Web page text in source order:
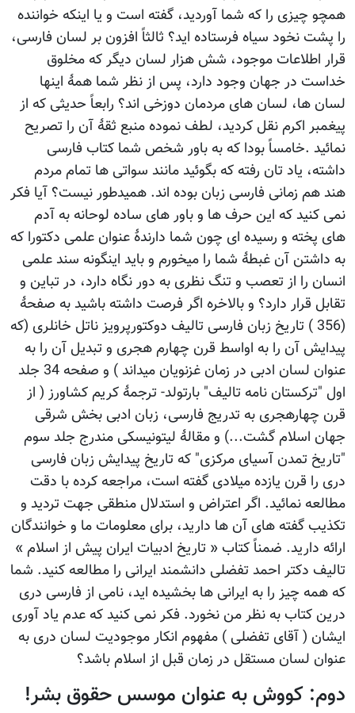
همچو چیزی را که شما آوردید، گفته است و یا اینکه خواننده
را پشت نخود سیاه فرستاده اید؟ ثالثاً افزون بر لسان فارسی،
قرار اطلاعات موجود، شش هزار لسان دیگر که مخلوق
خداست در جهان وجود دارد، پس از نظر شما همۀ اینها
لسان ها، لسان های مردمان دوزخی اند؟ رابعاً حدیثی که از
پیغمبر اکرم نقل کردید، لطف نموده منبع ثقۀ آن را تصریح
نمائید .خامساً بودا که به باور شخص شما کتاب فارسی
داشته، یاد تان رفته که بگوئید مانند سواتی ها تمام مردم
هند هم زمانی فارسی زبان بوده اند. همیدطور نیست؟ آیا فکر
نمی کنید که این حرف ها و باور های ساده لوحانه به آدم
های پخته و رسیده ای چون شما دارندۀ عنوان علمی دکتورا که
به داشتن آن غبطۀ شما را میخورم و باید اینگونه سند علمی
انسان را از تعصب و تنگ نظری به دور نگاه دارد، در تباین و
تقابل قرار دارد؟ و بالاخره اگر فرصت داشته باشید به صفحۀ
(356 ) تاریخ زبان فارسی تالیف دوکتورپرویز ناتل خانلری (که
پیدایش آن را به اواسط قرن چهارم هجری و تبدیل آن را به
عنوان لسان ادبی در زمان غزنویان میداند ) و صفحه 34 جلد
اول "ترکستان نامه تالیف" بارتولد- ترجمۀ کریم کشاورز ( از
قرن چهارهجری به تدریج فارسی، زبان ادبی بخش شرقی
جهان اسلام گشت...) و مقالۀ لیتونیسکی مندرج جلد سوم
"تاریخ تمدن آسیای مرکزی" که تاریخ پیدایش زبان فارسی
دری را قرن یازده میلادی گفته است، مراجعه کرده با دقت
مطالعه نمائید. اگر اعتراض و استدلال منطقی جهت تردید و
تکذیب گفته های آن ها دارید، برای معلومات ما و خوانندگان
ارائه دارید. ضمناً کتاب « تاریخ ادبیات ایران پیش از اسلام »
تالیف دکتر احمد تفضلی دانشمند ایرانی را مطالعه کنید. شما
که همه چیز را به ایرانی ها بخشیده اید، نامی از فارسی دری
درین کتاب به نظر من نخورد. فکر نمی کنید که عدم یاد آوری
ایشان ( آقای تفضلی ) مفهوم انکار موجودیت لسان دری به
عنوان لسان مستقل در زمان قبل از اسلام باشد؟
دوم: کووش به عنوان موسس حقوق بشر!